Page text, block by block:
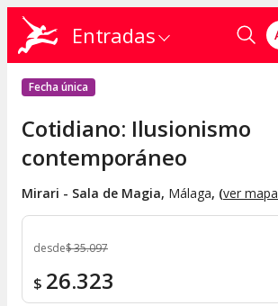
Entradas
Fecha única
Cotidiano: Ilusionismo
contemporáneo
Mirari - Sala de Magia, Málaga, (ver mapa
desde$35.097
$ 26.323